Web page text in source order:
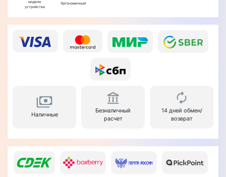
модели
устройства
Эргономичный
Наличные
Безналичный
расчет
14 дней обмен/
возврат